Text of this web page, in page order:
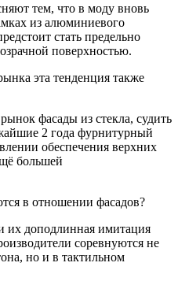
тем, что в моду вновь
из алюминиевого
стать предельно
поверхностью.
эта тенденция также
фасады из стекла, судить
2 года фурнитурный
обеспечения верхних
большей
в отношении фасадов?
доподлинная имитация
соревнуются не
но и в тактильном